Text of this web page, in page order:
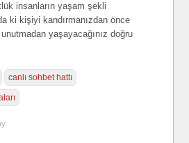
insanların yaşam şekli
ki kişiyi kandırmanızdan önce
unutmadan yaşayacağınız doğru
canlı sohbet hattı